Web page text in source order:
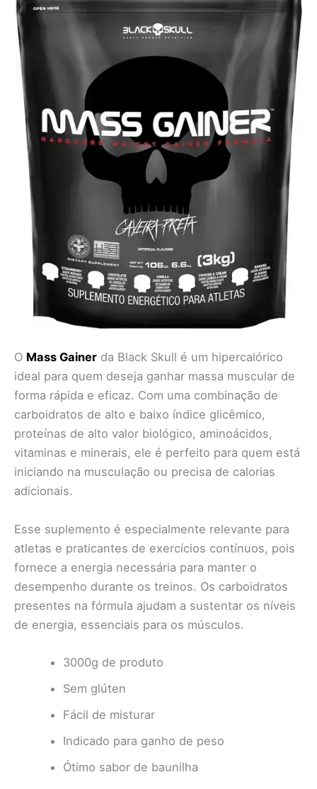
O Mass Gainer da Black Skull é um hipercalórico
ideal para quem deseja ganhar massa muscular de
forma rápida e eficaz. Com uma combinação de
carboidratos de alto e baixo índice glicêmico,
proteínas de alto valor biológico, aminoácidos,
vitaminas e minerais, ele é perfeito para quem está
iniciando na musculação ou precisa de calorias
adicionais.
Esse suplemento é especialmente relevante para
atletas e praticantes de exercícios contínuos, pois
fornece a energia necessária para manter o
desempenho durante os treinos. Os carboidratos
presentes na fórmula ajudam a sustentar os níveis
de energia, essenciais para os músculos.
3000g de produto
Sem glúten
Fácil de misturar
Indicado para ganho de peso
Ótimo sabor de baunilha